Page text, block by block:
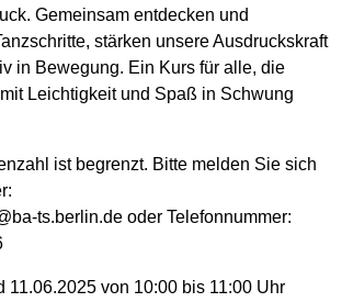
Gemeinsam entdecken und
stärken unsere Ausdruckskraft
in Bewegung. Ein Kurs für alle, die
Leichtigkeit und Spaß in Schwung
ist begrenzt. Bitte melden Sie sich
ts.berlin.de oder Telefonnummer:
11.06.2025 von 10:00 bis 11:00 Uhr